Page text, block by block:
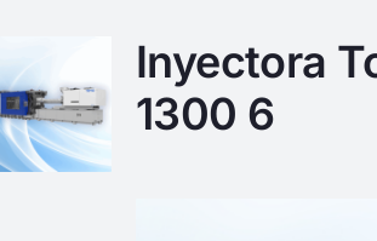
Inyectora
1300 6